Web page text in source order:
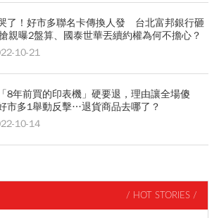
了！好市多聯名卡傳換人發 台北富邦銀行砸
親曝2盤算、國泰世華丟續約權為何不擔心？
10-21
8年前買的印表機」硬要退，理由讓全場傻
市多1舉動反擊…退貨商品去哪了？
10-14
/ HOT STORIES /